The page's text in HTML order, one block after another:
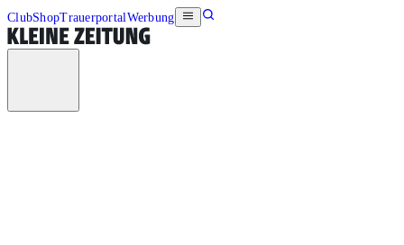
ClubShopTrauerportalWerbung